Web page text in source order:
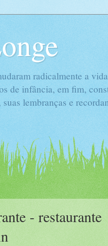
radicalmente a
de infância, em fim,
lembranças e
- restaurante